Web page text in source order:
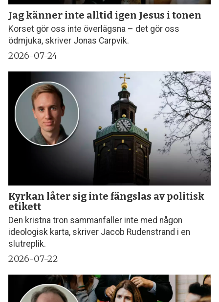
Jag känner inte alltid igen Jesus i tonen
Korset gör oss inte överlägsna – det gör oss
ödmjuka, skriver Jonas Carpvik.
2026-07-24
Kyrkan låter sig inte fängslas av politisk
etikett
Den kristna tron sammanfaller inte med någon
ideologisk karta, skriver Jacob Rudenstrand i en
slutreplik.
2026-07-22